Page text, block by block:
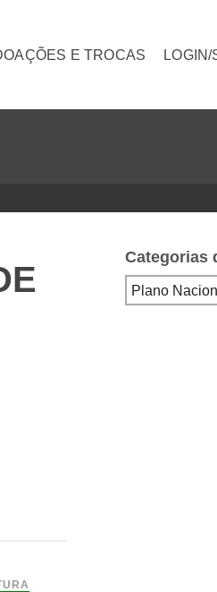
E TROCAS LOGIN/
Categorias